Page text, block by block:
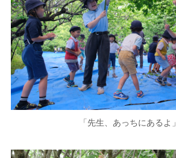
「先生、あっちにあるよ」